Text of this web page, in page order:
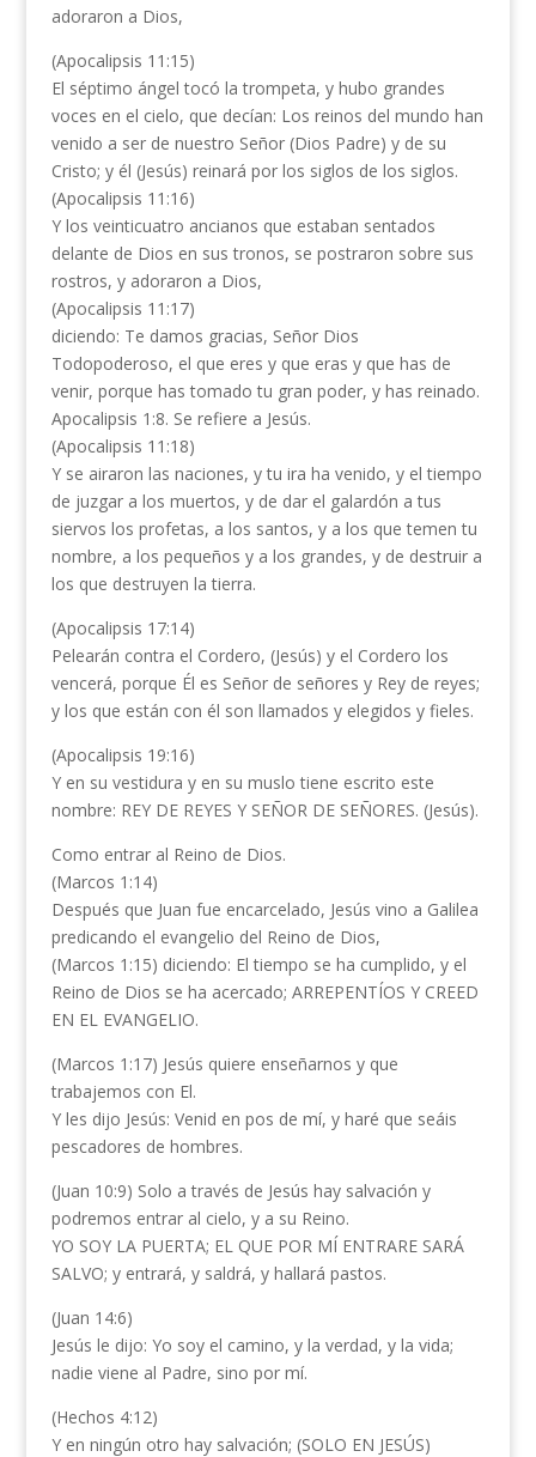
adoraron a Dios,
(Apocalipsis 11:15)
El séptimo ángel tocó la trompeta, y hubo grandes
voces en el cielo, que decían: Los reinos del mundo han
venido a ser de nuestro Señor (Dios Padre) y de su
Cristo; y él (Jesús) reinará por los siglos de los siglos.
(Apocalipsis 11:16)
Y los veinticuatro ancianos que estaban sentados
delante de Dios en sus tronos, se postraron sobre sus
rostros, y adoraron a Dios,
(Apocalipsis 11:17)
diciendo: Te damos gracias, Señor Dios
Todopoderoso, el que eres y que eras y que has de
venir, porque has tomado tu gran poder, y has reinado.
Apocalipsis 1:8. Se refiere a Jesús.
(Apocalipsis 11:18)
Y se airaron las naciones, y tu ira ha venido, y el tiempo
de juzgar a los muertos, y de dar el galardón a tus
siervos los profetas, a los santos, y a los que temen tu
nombre, a los pequeños y a los grandes, y de destruir a
los que destruyen la tierra.
(Apocalipsis 17:14)
Pelearán contra el Cordero, (Jesús) y el Cordero los
vencerá, porque Él es Señor de señores y Rey de reyes;
y los que están con él son llamados y elegidos y fieles.
(Apocalipsis 19:16)
Y en su vestidura y en su muslo tiene escrito este
nombre: REY DE REYES Y SEÑOR DE SEÑORES. (Jesús).
Como entrar al Reino de Dios.
(Marcos 1:14)
Después que Juan fue encarcelado, Jesús vino a Galilea
predicando el evangelio del Reino de Dios,
(Marcos 1:15) diciendo: El tiempo se ha cumplido, y el
Reino de Dios se ha acercado; ARREPENTÍOS Y CREED
EN EL EVANGELIO.
(Marcos 1:17) Jesús quiere enseñarnos y que
trabajemos con El.
Y les dijo Jesús: Venid en pos de mí, y haré que seáis
pescadores de hombres.
(Juan 10:9) Solo a través de Jesús hay salvación y
podremos entrar al cielo, y a su Reino.
YO SOY LA PUERTA; EL QUE POR MÍ ENTRARE SARÁ
SALVO; y entrará, y saldrá, y hallará pastos.
(Juan 14:6)
Jesús le dijo: Yo soy el camino, y la verdad, y la vida;
nadie viene al Padre, sino por mí.
(Hechos 4:12)
Y en ningún otro hay salvación; (SOLO EN JESÚS)